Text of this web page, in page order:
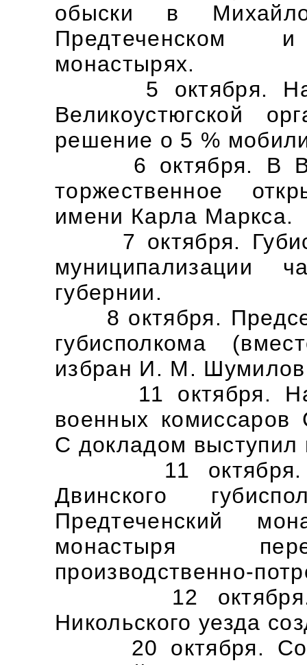
обыски в
Предтеченском и
монастырях.
5 октября. На
Великоустюгской
решение о 5 %
6 октября. В
торжественное
имени Карла Маркса.
7 октября.
муниципализации
губернии.
8 октября.
губисполкома
избран И. М.
11 октября.
военных комиссаров
С докладом
11 октября.
Двинского
Предтеченский
монастыря
производственно-
12 октября. В
Никольского уезда
20 октября.